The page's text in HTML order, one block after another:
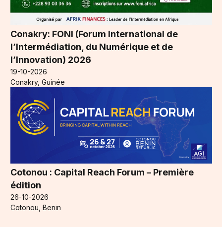
Conakry: FONI (Forum International de
l’Intermédiation, du Numérique et de
l’Innovation) 2026
19-10-2026
Conakry, Guinée
Cotonou : Capital Reach Forum – Première
édition
26-10-2026
Cotonou, Benin